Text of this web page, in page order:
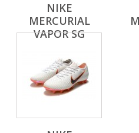
NIKE
MERCURIAL
VAPOR SG